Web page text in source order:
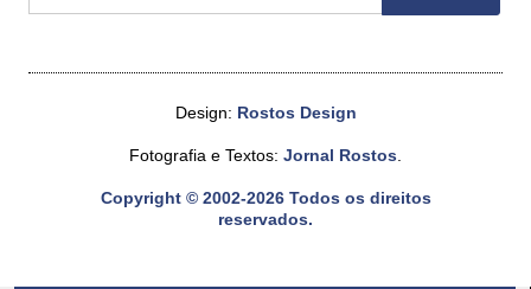
Design: Rostos Design
Fotografia e Textos: Jornal Rostos.
Copyright © 2002-2026 Todos os direitos
reservados.